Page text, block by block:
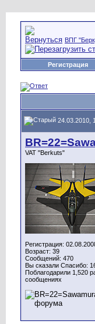
ВПГ
Регистрация
24.03.2010,
VAT "Berkuts"
Регистрация:
Возраст: 39
Сообщений: 470
Вы сказали Спасибо:
Поблагодарили 1,520
сообщениях